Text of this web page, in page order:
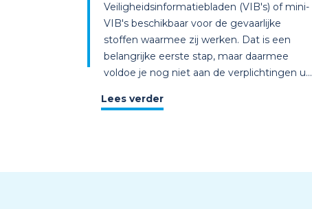
Veiligheidsinformatiebladen (VIB's) of mini-
VIB's beschikbaar voor de gevaarlijke
stoffen waarmee zij werken. Dat is een
belangrijke eerste stap, maar daarmee
voldoe je nog niet aan de verplichtingen u...
Lees verder